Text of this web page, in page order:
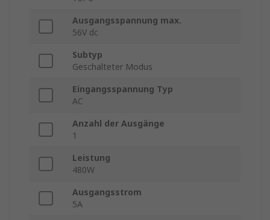
Ausgangsspannung max.
56V dc
Subtyp
Geschalteter Modus
Eingangsspannung Typ
AC
Anzahl der Ausgänge
1
Leistung
480W
Ausgangsstrom
5A